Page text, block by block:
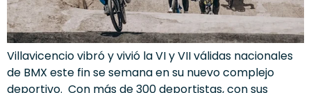
Villavicencio vibró y vivió la VI y VII válidas nacionales
de BMX este fin se semana en su nuevo complejo
deportivo. Con más de 300 deportistas, con sus